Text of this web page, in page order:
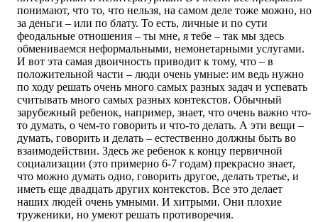
понимают, что то, что нельзя, на самом деле тоже можно, но
за деньги – или по блату. То есть, личные и по сути
феодальные отношения – ты мне, я тебе – так мы здесь
обмениваемся неформальными, немонетарными услугами.
И вот эта самая двоичность приводит к тому, что – в
положительной части – люди очень умные: им ведь нужно
по ходу решать очень много самых разных задач и успевать
считывать много самых разных контекстов. Обычный
зарубежный ребенок, например, знает, что очень важно что-
то думать, о чем-то говорить и что-то делать. А эти вещи –
думать, говорить и делать – естественно должны быть во
взаимодействии. Здесь же ребенок к концу первичной
социализации (это примерно 6-7 годам) прекрасно знает,
что можно думать одно, говорить другое, делать третье, и
иметь еще двадцать других контекстов. Все это делает
наших людей очень умными. И хитрыми. Они плохие
труженики, но умеют решать противоречия.